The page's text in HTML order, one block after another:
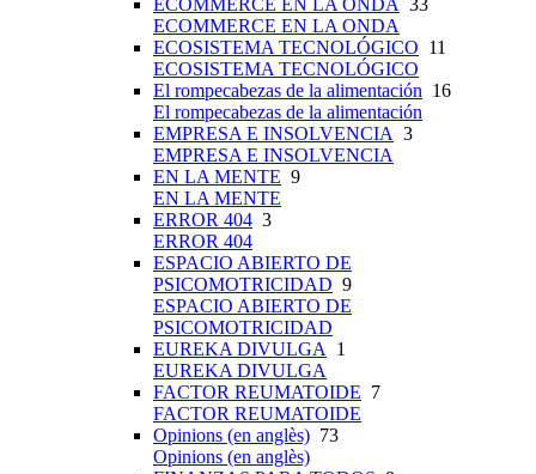
ECOMMERCE EN LA ONDA 33
ECOMMERCE EN LA ONDA
ECOSISTEMA TECNOLÓGICO 11
ECOSISTEMA TECNOLÓGICO
El rompecabezas de la alimentación 16
El rompecabezas de la alimentación
EMPRESA E INSOLVENCIA 3
EMPRESA E INSOLVENCIA
EN LA MENTE 9
EN LA MENTE
ERROR 404 3
ERROR 404
ESPACIO ABIERTO DE
PSICOMOTRICIDAD 9
ESPACIO ABIERTO DE
PSICOMOTRICIDAD
EUREKA DIVULGA 1
EUREKA DIVULGA
FACTOR REUMATOIDE 7
FACTOR REUMATOIDE
Opinions (en anglès) 73
Opinions (en anglès)